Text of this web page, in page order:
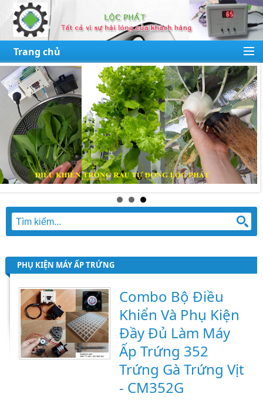
Trang chủ
PHỤ KIỆN MÁY ẤP TRỨNG
Combo Bộ Điều
Khiển Và Phụ Kiện
Đầy Đủ Làm Máy
Ấp Trứng 352
Trứng Gà Trứng Vịt
- CM352G